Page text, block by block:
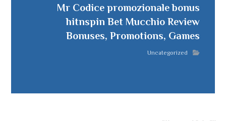
Mr Codice promozionale bonus
hitnspin Bet Mucchio Review
Bonuses, Promotions, Games
Uncategorized